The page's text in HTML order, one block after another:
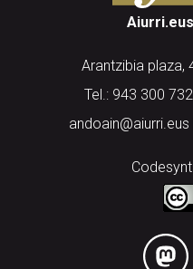
Arantzibia plaza,
Tel.: 943 300